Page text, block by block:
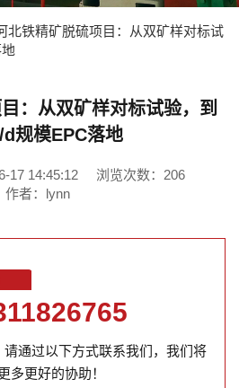
北铁精矿脱硫项目：从双矿样对标试
：从双矿样对标试验，到
规模EPC落地
17 14:45:12
浏览次数：206
作者：lynn
通过以下方式联系我们，我们将
多更好的协助！